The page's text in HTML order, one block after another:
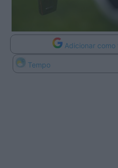
Adicionar
Tempo